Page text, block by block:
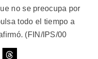
no se preocupa por
todo el tiempo a
(FIN/IPS/00